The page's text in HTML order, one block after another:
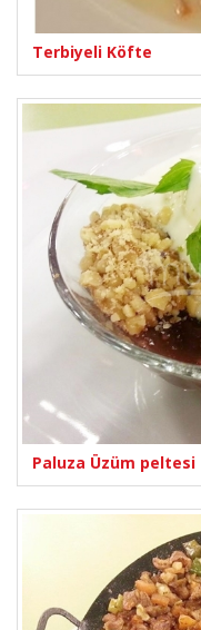
Terbiyeli Köfte
Paluza Üzüm peltesi